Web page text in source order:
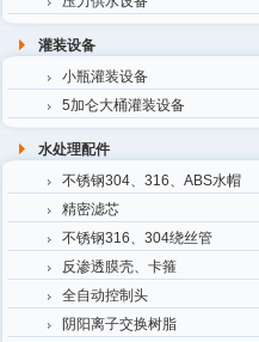
灌装设备
小瓶灌装设备
5加仑大桶灌装设备
水处理配件
不锈钢304、316、ABS水帽
精密滤芯
不锈钢316、304绕丝管
反渗透膜壳、卡箍
全自动控制头
阴阳离子交换树脂